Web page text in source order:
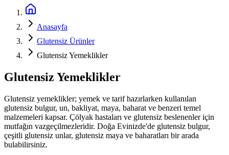
Anasayfa
Glutensiz Ürünler
Glutensiz Yemeklikler
Glutensiz Yemeklikler
Glutensiz yemeklikler; yemek ve tarif hazırlarken kullanılan
glutensiz bulgur, un, bakliyat, maya, baharat ve benzeri temel
malzemeleri kapsar. Çölyak hastaları ve glutensiz beslenenler için
mutfağın vazgeçilmezleridir. Doğa Evinizde'de glutensiz bulgur,
çeşitli glutensiz unlar, glutensiz maya ve baharatları bir arada
bulabilirsiniz.